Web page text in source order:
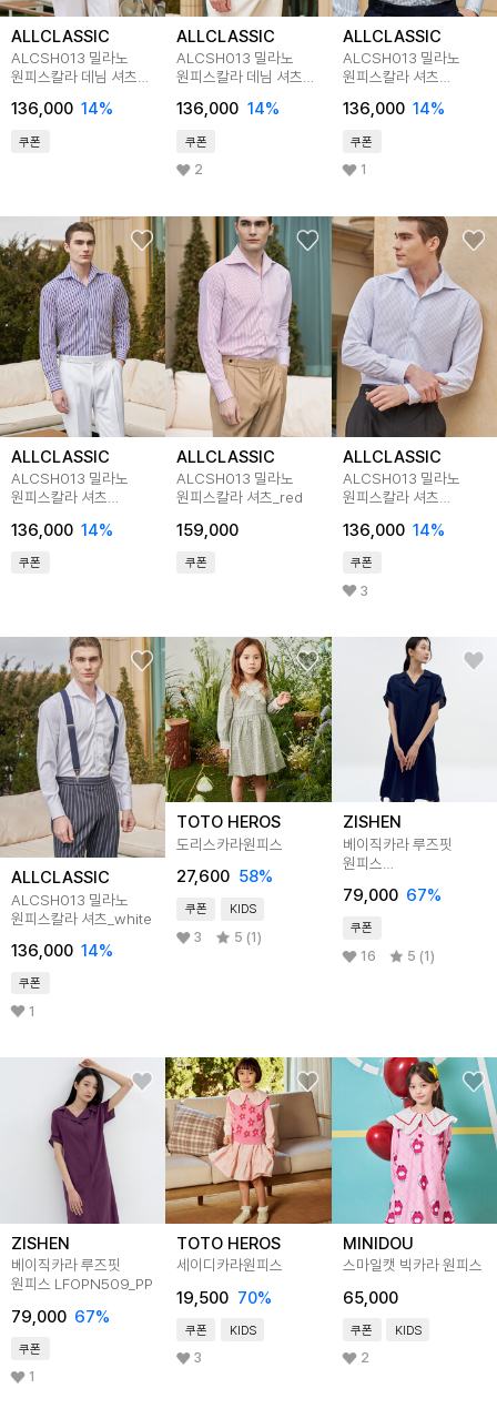
ALLCLASSIC
ALCSH013 밀라노
원피스칼라 데님 셔츠
136,000 14%
쿠폰
ALLCLASSIC
ALCSH013 밀라노
원피스칼라 데님 셔츠
136,000 14%
쿠폰
2
ALLCLASSIC
ALCSH013 밀라노
원피스칼라 셔츠
136,000 14%
쿠폰
1
ALLCLASSIC
ALCSH013 밀라노
원피스칼라 셔츠
136,000 14%
쿠폰
ALLCLASSIC
ALCSH013 밀라노
원피스칼라 셔츠_red
159,000
쿠폰
ALLCLASSIC
ALCSH013 밀라노
원피스칼라 셔츠
136,000 14%
쿠폰
3
ALLCLASSIC
ALCSH013 밀라노
원피스칼라 셔츠_white
136,000 14%
쿠폰
1
TOTO HEROS
도리스카라원피스
27,600 58%
쿠폰 KIDS
3 5 (1)
ZISHEN
베이직카라 루즈핏
원피스
79,000 67%
쿠폰
16 5 (1)
ZISHEN
베이직카라 루즈핏
원피스 LFOPN509_PP
79,000 67%
쿠폰
1
TOTO HEROS
세이디카라원피스
19,500 70%
쿠폰 KIDS
3
MINIDOU
스마일캣 빅카라 원피스
65,000
쿠폰 KIDS
2